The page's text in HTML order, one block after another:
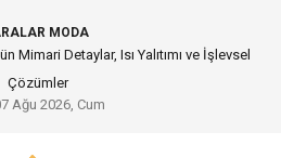
MODA
Önemi Nasıl Anlaşılır?
Ağu 2026, Cum